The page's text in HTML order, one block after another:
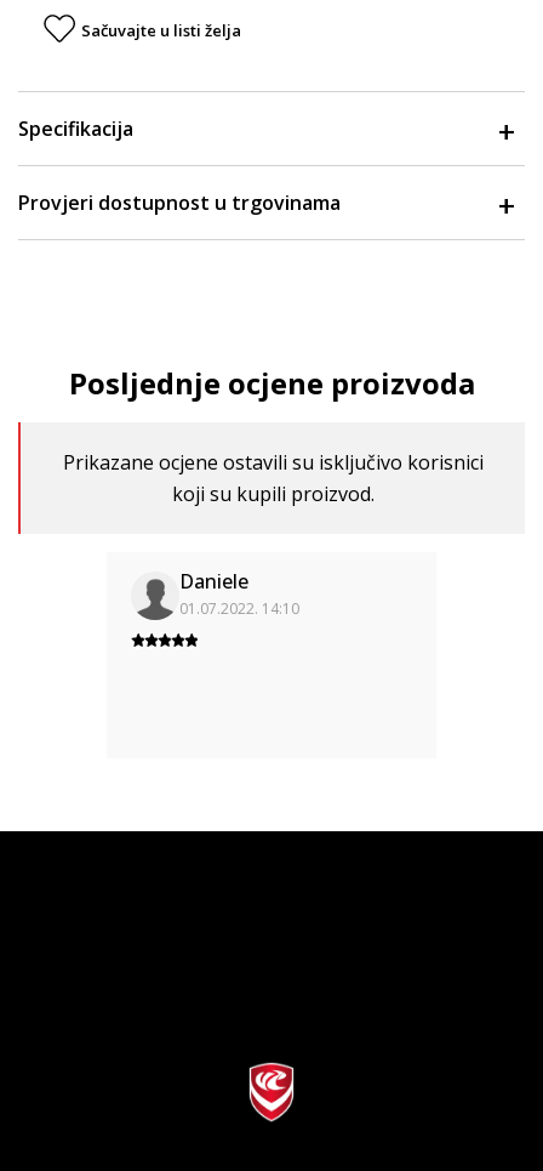
Sačuvajte u listi želja
Specifikacija
Provjeri dostupnost u trgovinama
Posljednje ocjene proizvoda
Prikazane ocjene ostavili su isključivo korisnici
koji su kupili proizvod.
Daniele
01.07.2022. 14:10